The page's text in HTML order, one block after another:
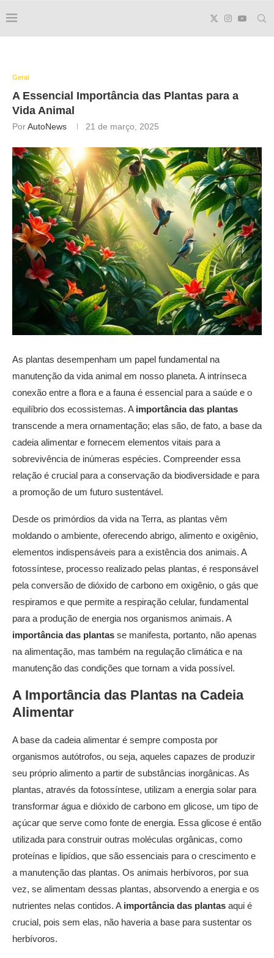
Geral
A Essencial Importância das Plantas para a
Vida Animal
PorAutoNews 21 de março, 2025
As plantas desempenham um papel fundamental na
manutenção da vida animal em nosso planeta. A intrínseca
conexão entre a flora e a fauna é essencial para a saúde e o
equilíbrio dos ecossistemas. A importância das plantas
transcende a mera ornamentação; elas são, de fato, a base da
cadeia alimentar e fornecem elementos vitais para a
sobrevivência de inúmeras espécies. Compreender essa
relação é crucial para a conservação da biodiversidade e para
a promoção de um futuro sustentável.
Desde os primórdios da vida na Terra, as plantas vêm
moldando o ambiente, oferecendo abrigo, alimento e oxigênio,
elementos indispensáveis para a existência dos animais. A
fotossíntese, processo realizado pelas plantas, é responsável
pela conversão de dióxido de carbono em oxigênio, o gás que
respiramos e que permite a respiração celular, fundamental
para a produção de energia nos organismos animais. A
importância das plantas se manifesta, portanto, não apenas
na alimentação, mas também na regulação climática e na
manutenção das condições que tornam a vida possível.
A Importância das Plantas na Cadeia
Alimentar
A base da cadeia alimentar é sempre composta por
organismos autótrofos, ou seja, aqueles capazes de produzir
seu próprio alimento a partir de substâncias inorgânicas. As
plantas, através da fotossíntese, utilizam a energia solar para
transformar água e dióxido de carbono em glicose, um tipo de
açúcar que serve como fonte de energia. Essa glicose é então
utilizada para construir outras moléculas orgânicas, como
proteínas e lipídios, que são essenciais para o crescimento e
a manutenção das plantas. Os animais herbívoros, por sua
vez, se alimentam dessas plantas, absorvendo a energia e os
nutrientes nelas contidos. A importância das plantas aqui é
crucial, pois sem elas, não haveria a base para sustentar os
herbívoros.